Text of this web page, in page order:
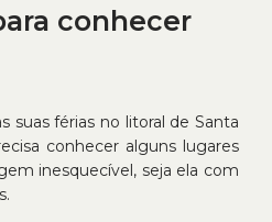
conhecer
suas férias no litoral de Santa
conhecer alguns lugares
inesquecível, seja ela com